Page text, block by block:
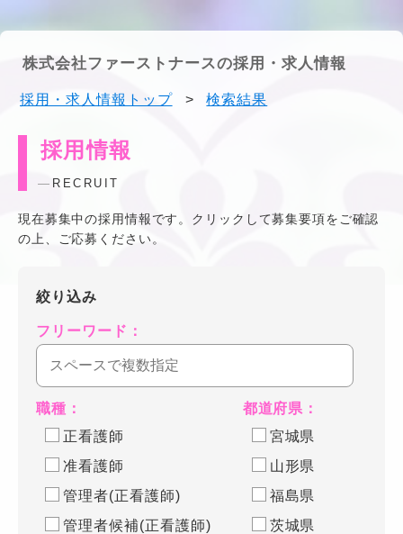
株式会社ファーストナースの採用・求人情報
採用・求人情報トップ > 検索結果
採用情報
RECRUIT
現在募集中の採用情報です。クリックして募集要項をご確認
の上、ご応募ください。
絞り込み
フリーワード：
職種：
正看護師
准看護師
管理者(正看護師)
管理者候補(正看護師)
都道府県：
宮城県
山形県
福島県
茨城県